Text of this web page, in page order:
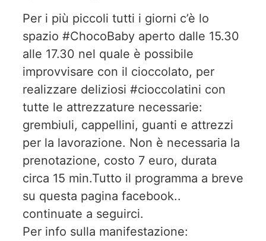
Per i più piccoli tutti i giorni c’è lo
spazio #ChocoBaby aperto dalle 15.30
alle 17.30 nel quale è possibile
improvvisare con il cioccolato, per
realizzare deliziosi #cioccolatini con
tutte le attrezzature necessarie:
grembiuli, cappellini, guanti e attrezzi
per la lavorazione. Non è necessaria la
prenotazione, costo 7 euro, durata
circa 15 min.Tutto il programma a breve
su questa pagina facebook..
continuate a seguirci.
Per info sulla manifestazione: